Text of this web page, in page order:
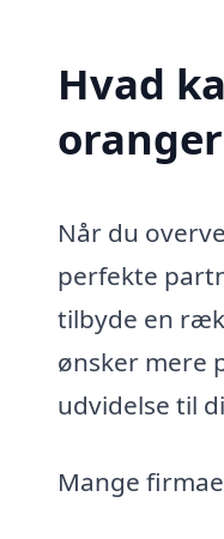
Hvad
Når du
perfekte
tilbyde en
ønsker mere
udvidelse til
Mange